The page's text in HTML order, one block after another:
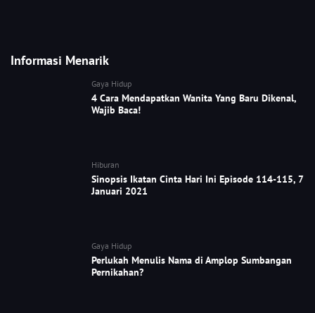
Informasi Menarik
Gaya Hidup
4 Cara Mendapatkan Wanita Yang Baru Dikenal,
Wajib Baca!
Hiburan
Sinopsis Ikatan Cinta Hari Ini Episode 114-115, 7
Januari 2021
Gaya Hidup
Perlukah Menulis Nama di Amplop Sumbangan
Pernikahan?